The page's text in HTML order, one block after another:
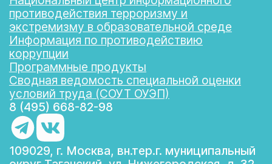
противодействия терроризму и
экстремизму в образовательной среде
Информация по противодействию
коррупции
Программные продукты
Сводная ведомость специальной оценки
условий труда (СОУТ ОУЭП)
8 (495) 668-82-98
109029, г. Москва, вн.тер.г. муниципальный